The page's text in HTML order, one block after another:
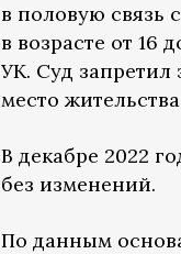
в половую связь
в возрасте от 16
УК. Суд
место
В декабре 2022
без изменений.
По данным